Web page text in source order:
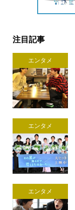
注目記事
エンタメ
エンタメ
エンタメ